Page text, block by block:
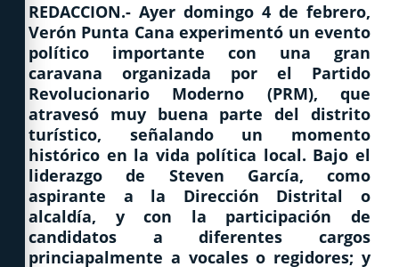
REDACCION.- Ayer domingo 4 de febrero,
Verón Punta Cana experimentó un evento
político importante con una gran
caravana organizada por el Partido
Revolucionario Moderno (PRM), que
atravesó muy buena parte del distrito
turístico, señalando un momento
histórico en la vida política local. Bajo el
liderazgo de Steven García, como
aspirante a la Dirección Distrital o
alcaldía, y con la participación de
candidatos a diferentes cargos
princiapalmente a vocales o regidores; y